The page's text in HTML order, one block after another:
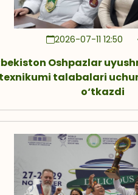
2026-07-11 12:50
Oshpazlar
talabalari
o‘tkazdi